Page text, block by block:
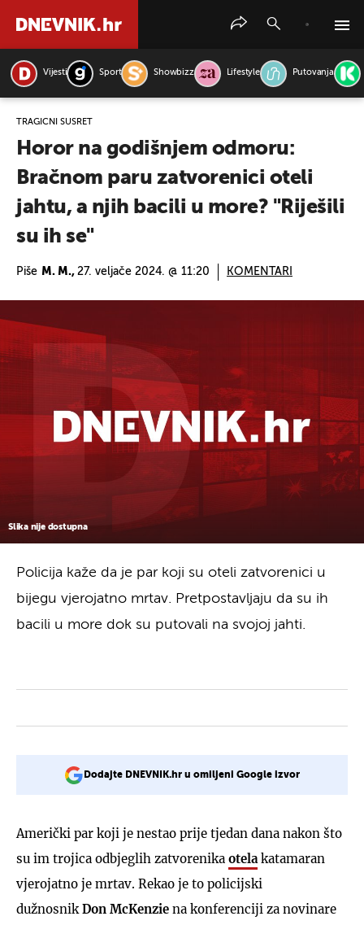
Vijesti Sport Showbizz Lifestyle Putovanja
TRAGIČNI SUSRET
Horor na godišnjem odmoru:
Bračnom paru zatvorenici oteli
jahtu, a njih bacili u more? "Riješili
su ih se"
Piše M. M., 27. veljače 2024. @ 11:20 KOMENTARI
Slika nije dostupna
Policija kaže da je par koji su oteli zatvorenici u
bijegu vjerojatno mrtav. Pretpostavljaju da su ih
bacili u more dok su putovali na svojoj jahti.
Dodajte DNEVNIK.hr u omiljeni Google izvor
Američki par koji je nestao prije tjedan dana nakon što
su im trojica odbjeglih zatvorenika otela katamaran
vjerojatno je mrtav. Rekao je to policijski
dužnosnik Don McKenzie na konferenciji za novinare
PRETRAŽITE VIJESTI